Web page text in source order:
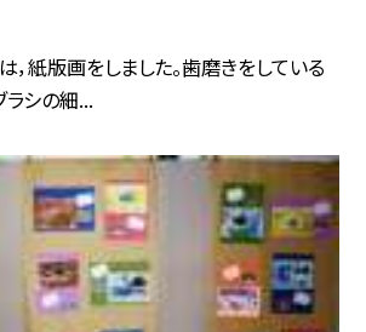
，紙版画をしました。歯磨きをしている
ラシの細...